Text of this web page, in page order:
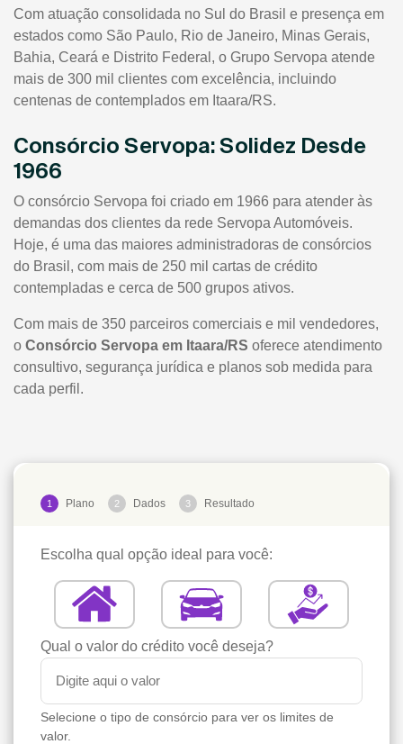
Com atuação consolidada no Sul do Brasil e presença em
estados como São Paulo, Rio de Janeiro, Minas Gerais,
Bahia, Ceará e Distrito Federal, o Grupo Servopa atende
mais de 300 mil clientes com excelência, incluindo
centenas de contemplados em Itaara/RS.
Consórcio Servopa: Solidez Desde
1966
O consórcio Servopa foi criado em 1966 para atender às
demandas dos clientes da rede Servopa Automóveis.
Hoje, é uma das maiores administradoras de consórcios
do Brasil, com mais de 250 mil cartas de crédito
contempladas e cerca de 500 grupos ativos.
Com mais de 350 parceiros comerciais e mil vendedores,
o Consórcio Servopa em Itaara/RS oferece atendimento
consultivo, segurança jurídica e planos sob medida para
cada perfil.
1 Plano 2 Dados 3 Resultado
Escolha qual opção ideal para você:
Qual o valor do crédito você deseja?
Selecione o tipo de consórcio para ver os limites de
valor.